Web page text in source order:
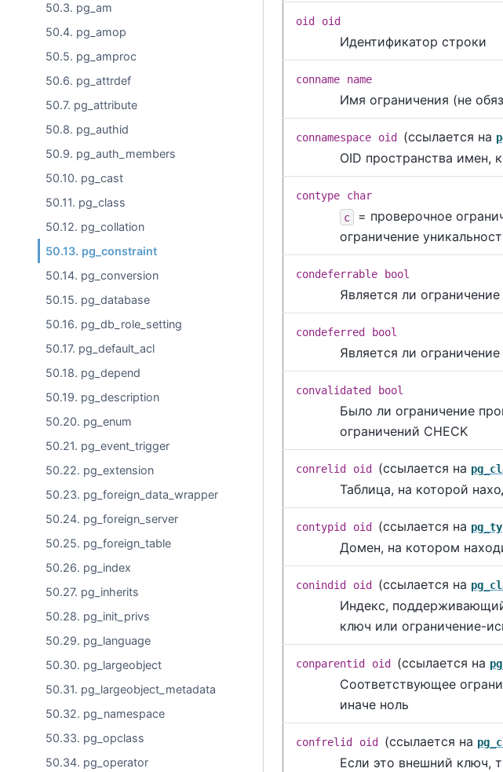
50.3. pg_am
50.4. pg_amop
50.5. pg_amproc
50.6. pg_attrdef
50.7. pg_attribute
50.8. pg_authid
50.9. pg_auth_members
50.10. pg_cast
50.11. pg_class
50.12. pg_collation
50.13. pg_constraint
50.14. pg_conversion
50.15. pg_database
50.16. pg_db_role_setting
50.17. pg_default_acl
50.18. pg_depend
50.19. pg_description
50.20. pg_enum
50.21. pg_event_trigger
50.22. pg_extension
50.23. pg_foreign_data_wrapper
50.24. pg_foreign_server
50.25. pg_foreign_table
50.26. pg_index
50.27. pg_inherits
50.28. pg_init_privs
50.29. pg_language
50.30. pg_largeobject
50.31. pg_largeobject_metadata
50.32. pg_namespace
50.33. pg_opclass
50.34. pg_operator
oid oid
Идентификатор строки
conname name
Имя ограничения (не
connamespace oid (ссылается на
OID пространства имен,
contype
char
c
= проверочное
ограничение
condeferrable bool
Является ли
condeferred bool
Является ли
convalidated bool
Было ли ограничение
ограничений CHECK
conrelid oid (ссылается на
Таблица, на которой
contypid oid (ссылается на
Домен, на котором
conindid oid (ссылается на
Индекс,
ключ или ограничение-
conparentid oid (ссылается на
Соответствующее
иначе ноль
confrelid oid (ссылается на
Если это внешний ключ,